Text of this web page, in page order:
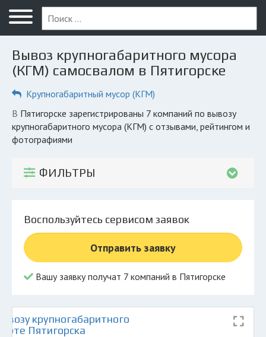
Меню
Главная
Вопрос юристу
Компании
КОМПАНИЯМ
© 2026 Все права защищены
Вывоз крупногабаритного мусора
(КГМ) самосвалом в Пятигорске
Крупногабаритный мусор (КГМ)
в Пятигорске зарегистрированы 7 компаний по вывозу
крупногабаритного мусора (КГМ) с отзывами, рейтингом и
фотографиями
ФИЛЬТРЫ
Воспользуйтесь сервисом заявок
Отправить заявку
Вашу заявку получат 7 компаний в Пятигорске
крупногабаритного
Пятигорска